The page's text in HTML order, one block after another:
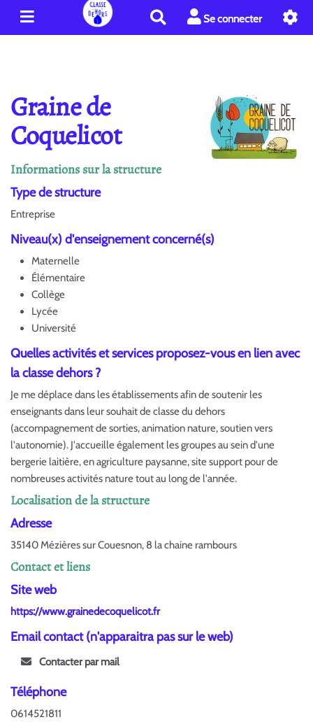
e
Se connecter
Graine de
Coquelicot
Informations sur la structure
Type de structure
Entreprise
Niveau(x) d'enseignement concerné(s)
Maternelle
Élémentaire
Collège
Lycée
Université
Quelles activités et services proposez-vous en lien avec
la classe dehors ?
Je me déplace dans les établissements afin de soutenir les
enseignants dans leur souhait de classe du dehors
(accompagnement de sorties, animation nature, soutien vers
l'autonomie). J'accueille également les groupes au sein d'une
bergerie laitière, en agriculture paysanne, site support pour de
nombreuses activités nature tout au long de l'année.
Localisation de la structure
Adresse
35140 Mézières sur Couesnon, 8 la chaine rambours
Contact et liens
Site web
https://www.grainedecoquelicot.fr
Email contact (n'apparaitra pas sur le web)
Contacter par mail
Téléphone
0614521811